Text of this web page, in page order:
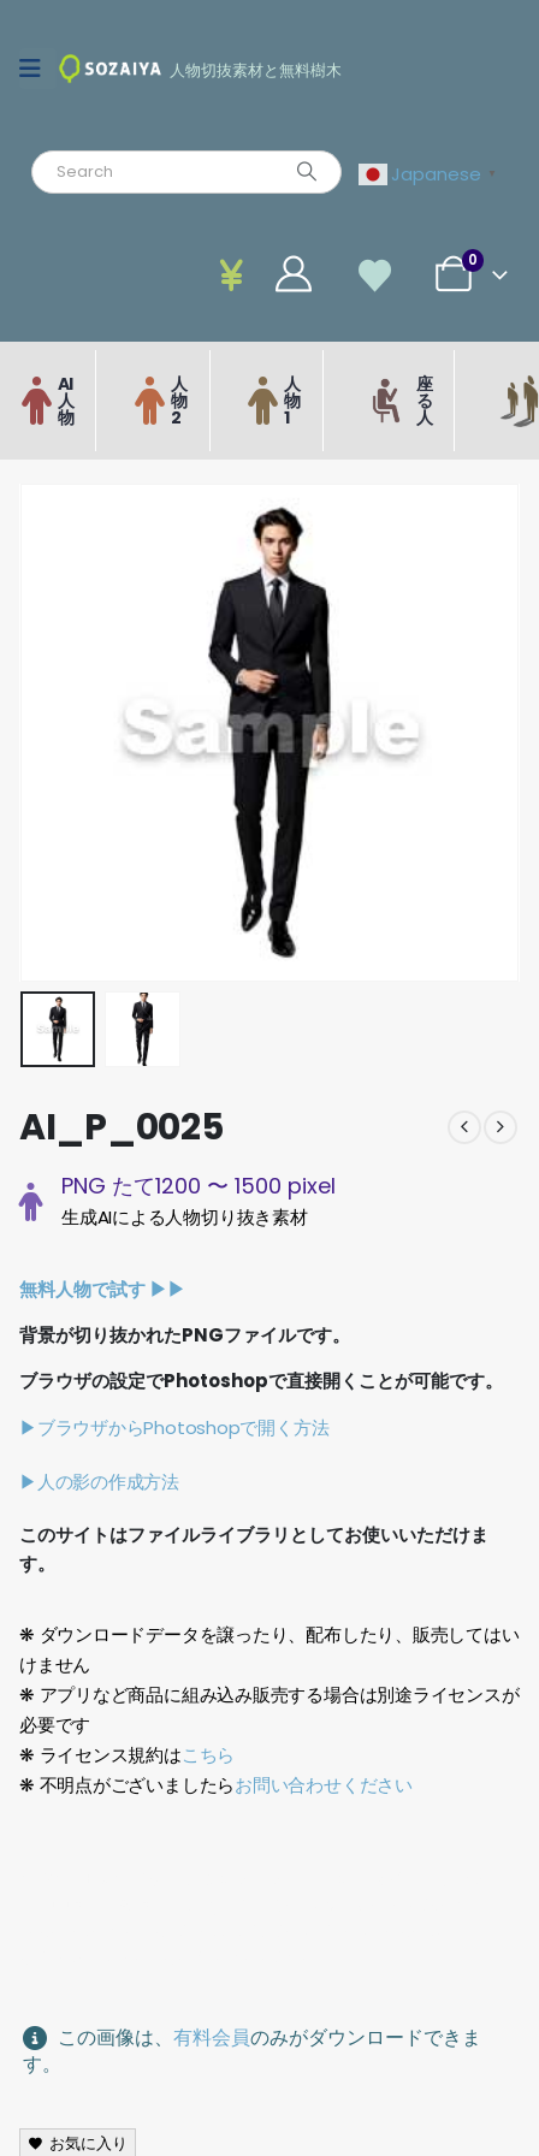
人物切抜素材と無料樹木
Japanese ▼
0
AI
人
物
人
物
2
人
物
1
座
る
人
AI_P_0025
PNG たて1200 〜 1500 pixel
生成AIによる人物切り抜き素材
無料人物で試す ▶︎▶︎
背景が切り抜かれたPNGファイルです。
ブラウザの設定でPhotoshopで直接開くことが可能です。
▶ブラウザからPhotoshopで開く方法
▶人の影の作成方法
このサイトはファイルライブラリとしてお使いいただけま
す。
❋ ダウンロードデータを譲ったり、配布したり、販売してはい
けません
❋ アプリなど商品に組み込み販売する場合は別途ライセンスが
必要です
❋ ライセンス規約はこちら
❋ 不明点がございましたらお問い合わせください
この画像は、 有料会員のみがダウンロードできま
す。
お気に入り